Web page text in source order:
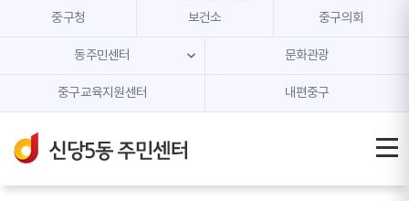
본문 내용 바로가기
주메뉴 바로가기
중구청 보건소 중구의회
동주민센터 문화관광
중구교육지원센터 내편중구